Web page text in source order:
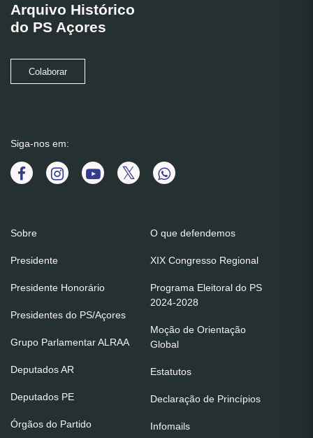
Arquivo Histórico
do PS Açores
Colaborar
Siga-nos em:
Sobre
Presidente
Presidente Honorário
Presidentes do PS/Açores
Grupo Parlamentar ALRAA
Deputados AR
Deputados PE
Órgãos do Partido
O que defendemos
XIX Congresso Regional
Programa Eleitoral do PS
2024-2028
Moção de Orientação
Global
Estatutos
Declaração de Princípios
Infomails